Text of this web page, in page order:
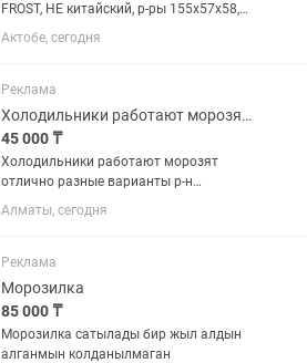
FROST, НЕ китайский, р-ры 155х57х58,
морозилка исправна, холодильник
работает нестабильно, требуется
Актобе, сегодня
Реклама
Холодильники работают морозят отлично р-н калкаман
45 000 ₸
Холодильники работают морозят
отлично разные варианты р-н
калкаман от 45тыс и выше
Алматы, сегодня
Реклама
Морозилка
85 000 ₸
Морозилка сатылады бир жыл алдын
алганмын колданылмаган